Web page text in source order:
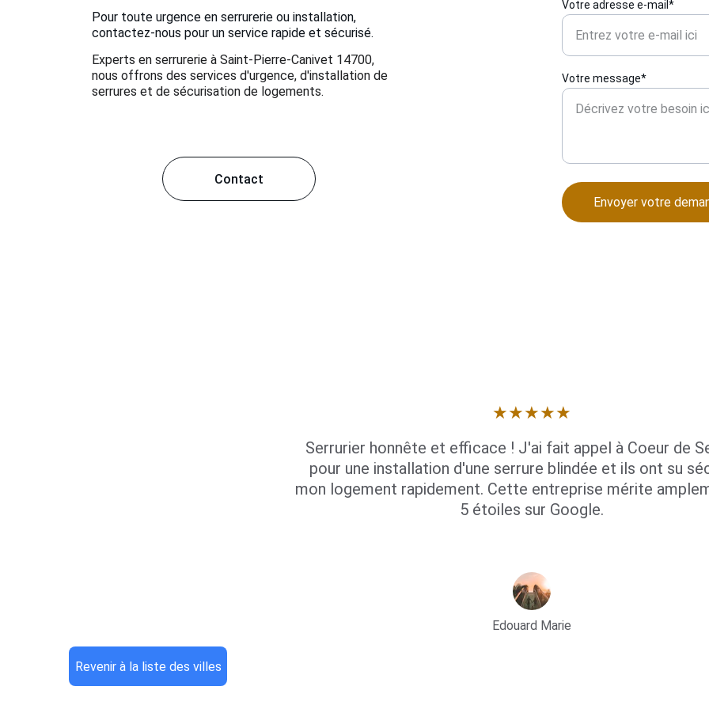
Votre adresse e-mail*
Votre message*
Envoyer votre
Pour toute urgence en serrurerie ou installation,
contactez-nous pour un service rapide et sécurisé.
Experts en serrurerie à Saint-Pierre-Canivet 14700,
nous offrons des services d'urgence, d'installation de
serrures et de sécurisation de logements.
Contact
Serrurier honnête et efficace ! J'ai fait appel à Coeur de
pour une installation d'une serrure blindée et ils ont su
mon logement rapidement. Cette entreprise mérite
5 étoiles sur Google.
Edouard Marie
★★★★★
Revenir à la liste des villes